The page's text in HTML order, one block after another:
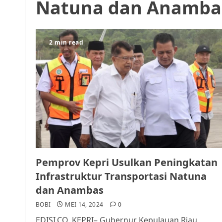
Natuna dan
2 min read
Pemprov Kepri Usulkan Peningkatan
Infrastruktur Transportasi Natuna
dan Anambas
BOBI MEI 14, 2024 0